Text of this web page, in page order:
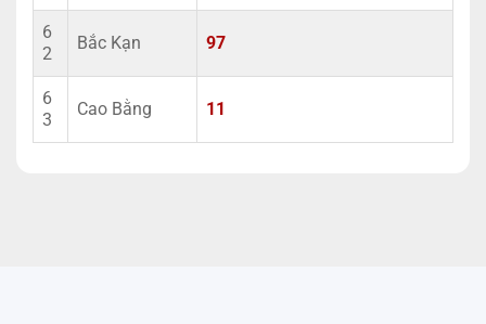
6
2
Bắc Kạn 97
6
3
Cao Bằng 11